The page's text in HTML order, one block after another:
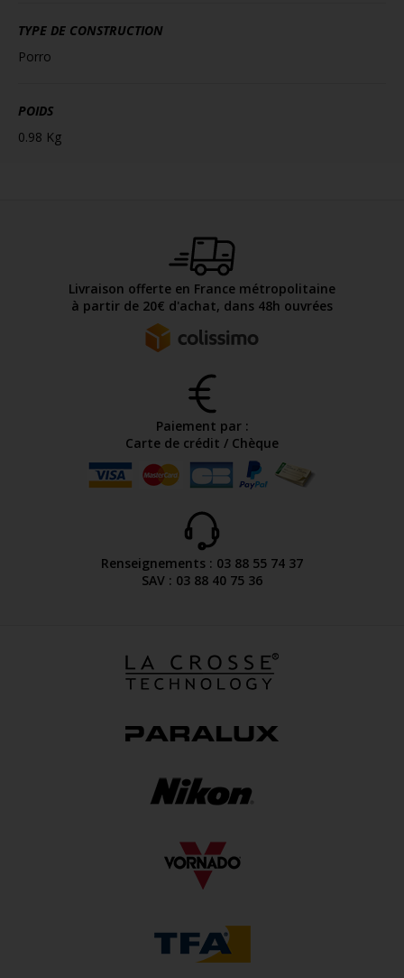
TYPE DE CONSTRUCTION
Porro
POIDS
0.98 Kg
Livraison offerte en France métropolitaine
à partir de 20€ d'achat, dans 48h ouvrées
Paiement par :
Carte de crédit / Chèque
Renseignements : 03 88 55 74 37
SAV : 03 88 40 75 36